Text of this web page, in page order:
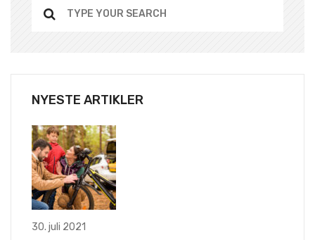
NYESTE ARTIKLER
30. juli 2021